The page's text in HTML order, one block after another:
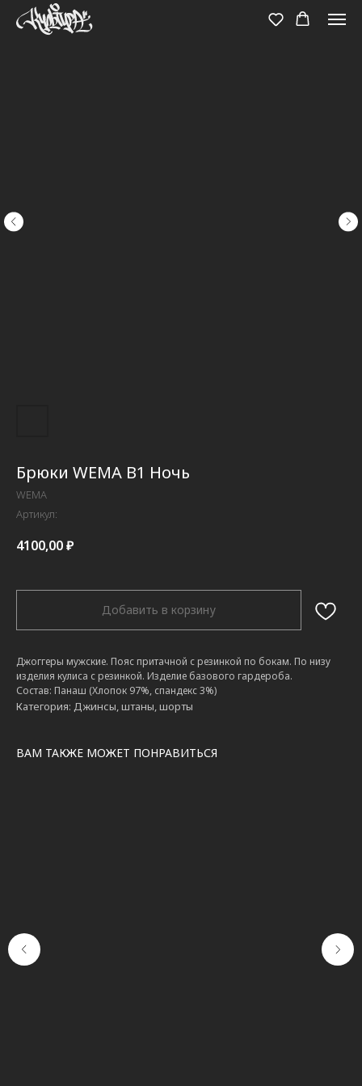
Брюки WEMA B1 Ночь
WEMA
Артикул:
4100,00₽
Добавить в корзину
Джоггеры мужские. Пояс притачной с резинкой по бокам. По низу
изделия кулиса с резинкой. Изделие базового гардероба.
Состав: Панаш (Хлопок 97%, спандекс 3%)
Категория: Джинсы, штаны, шорты
ВАМ ТАКЖЕ МОЖЕТ ПОНРАВИТЬСЯ